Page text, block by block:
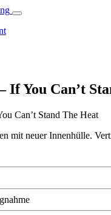
If You Can’t
mit neuer Innenhülle.